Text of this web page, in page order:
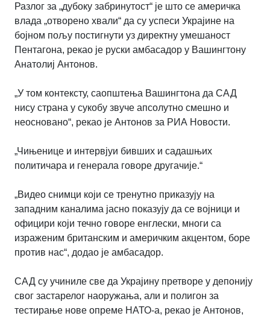
Разлог за „дубоку забринутост“ је што се америчка
влада „отворено хвали“ да су успеси Украјине на
бојном пољу постигнути уз директну умешаност
Пентагона, рекао је руски амбасадор у Вашингтону
Анатолиј Антонов.
„У том контексту, саопштења Вашингтона да САД
нису страна у сукобу звуче апсолутно смешно и
неосновано“, рекао је Антонов за РИА Новости.
„Чињенице и интервјуи бивших и садашњих
политичара и генерала говоре другачије.“
„Видео снимци који се тренутно приказују на
западним каналима јасно показују да се војници и
официри који течно говоре енглески, многи са
израженим британским и америчким акцентом, боре
против нас“, додао је амбасадор.
САД су учиниле све да Украјину претворе у депонију
свог застарелог наоружања, али и полигон за
тестирање нове опреме НАТО-а, рекао је Антонов,